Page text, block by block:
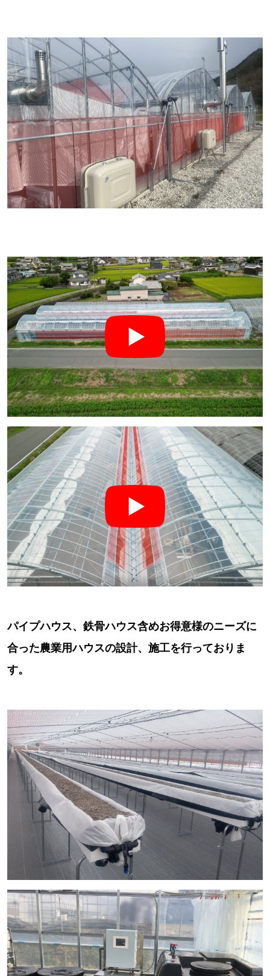
パイプハウス、鉄骨ハウス含めお得意様のニーズに
合った農業用ハウスの設計、施工を行っておりま
す。